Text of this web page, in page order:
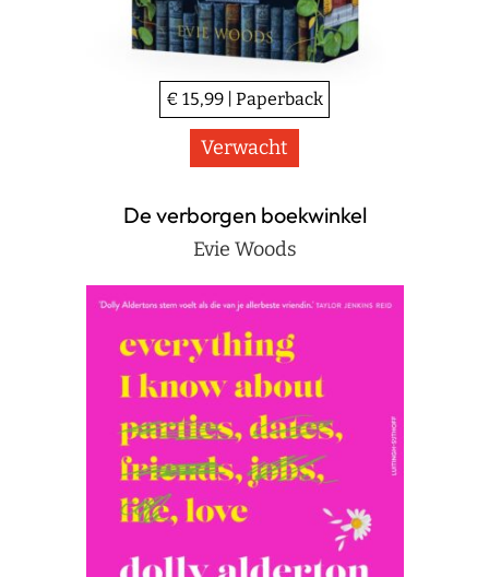
€ 15,99 | Paperback
Verwacht
De verborgen boekwinkel
Evie Woods